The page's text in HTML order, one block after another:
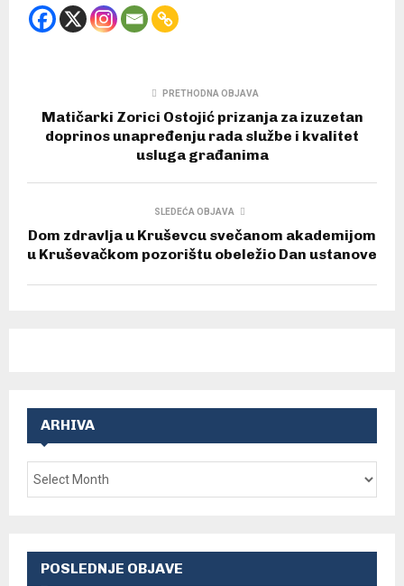
PRETHODNA OBJAVA
Matičarki Zorici Ostojić prizanja za izuzetan
doprinos unapređenju rada službe i kvalitet
usluga građanima
SLEDEĆA OBJAVA
Dom zdravlja u Kruševcu svečanom akademijom
u Kruševačkom pozorištu obeležio Dan ustanove
ARHIVA
POSLEDNJE OBJAVE